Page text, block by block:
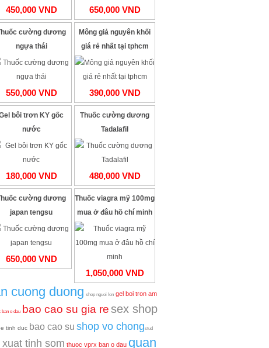
450,000 VND 650,000 VND
cường dương
ngựa thái
550,000 VND
Mông giả nguyên khối
giá rẻ nhất tại tphcm
390,000 VND
bôi trơn KY gốc
nước
180,000 VND
Thuốc cường dương
Tadalafil
480,000 VND
cường dương
japan tengsu
650,000 VND
Thuốc viagra mỹ 100mg
mua ở đâu hồ chí minh
1,050,000 VND
cuong duong shop nguoi lon gel boi tron am
ban o dau bao cao su gia resex shop
tinh duc bao cao su shop vo chongstud
tinh som thuoc vprx ban o dau quan